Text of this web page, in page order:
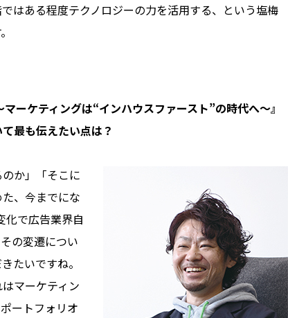
はある程度テクノロジーの力を活用する、という塩梅
ーケティングは“インハウスファースト”の時代へ〜』
最も伝えたい点は？
か」「そこに
、今までにな
化で広告業界自
の変遷につい
たいですね。
マーケティン
ートフォリオ